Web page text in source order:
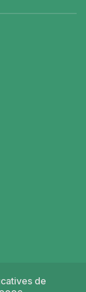
nouvel onglet.
onglet.
onglet.
un nouvel
dans un nouvel
de